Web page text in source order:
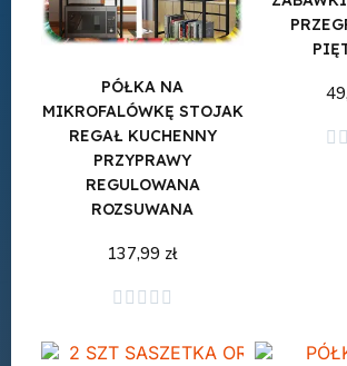
PÓŁKA NA
MIKROFALÓWKĘ STOJAK
REGAŁ KUCHENNY
PRZYPRAWY
REGULOWANA
ROZSUWANA
137,99 zł
    
Dodaj do koszyka
 